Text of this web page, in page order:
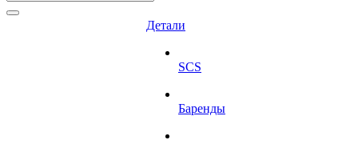
Детали
SCS
Баренды